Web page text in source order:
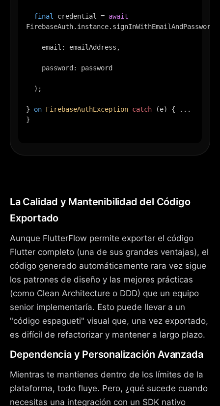
final credential = await
FirebaseAuth.instance.signInWithEmailAndPassword(
    email: emailAddress,
    password: password
  );
} on FirebaseAuthException catch (e) { ...
}
La Calidad y Mantenibilidad del Código
Exportado
Aunque FlutterFlow permite exportar el código
Flutter completo (una de sus grandes ventajas), el
código generado automáticamente rara vez sigue
los patrones de diseño y las mejores prácticas
(como Clean Architecture o DDD) que un equipo
senior implementaría. Esto puede llevar a un
"código espagueti" visual que, una vez exportado,
es difícil de refactorizar y mantener a largo plazo.
Dependencia y Personalización Avanzada
Mientras te mantienes dentro de los límites de la
plataforma, todo fluye. Pero, ¿qué sucede cuando
necesitas una integración con un SDK nativo